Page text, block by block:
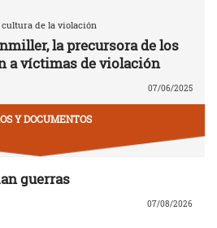
de la violación
la precursora de los
a víctimas de violación
07/06/2025
Y DOCUMENTOS
guerras
07/08/2026